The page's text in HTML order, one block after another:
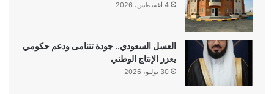
4 أغسطس، 2026
العسل السعودي.. جودة تتنامى ودعم حكومي
يعزز الإنتاج الوطني
30 يوليو، 2026